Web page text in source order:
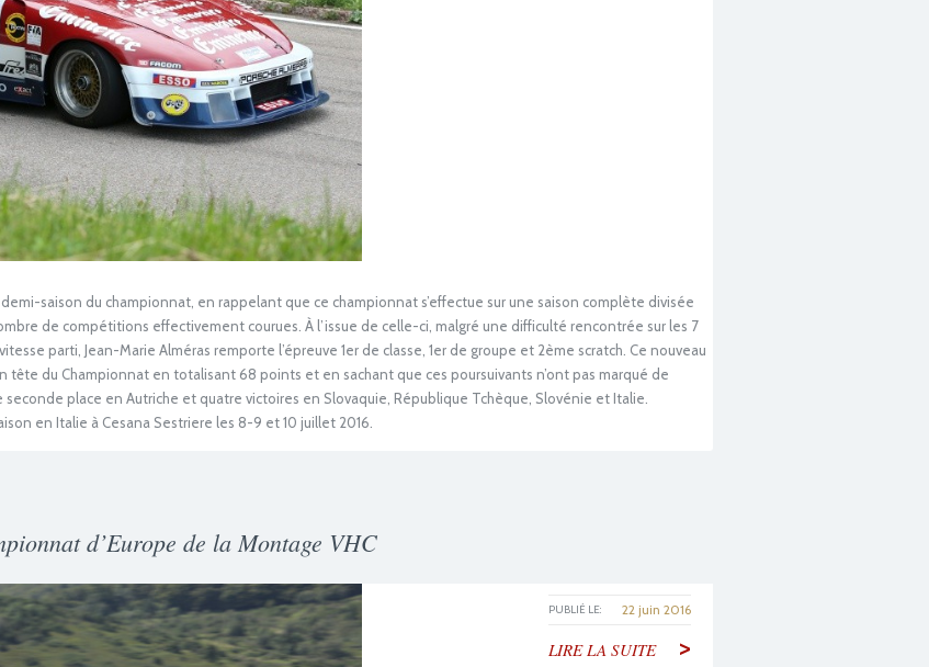
saison du championnat, en rappelant que ce championnat s’effectue sur une saison complète divisée
de compétitions effectivement courues. À l’issue de celle-ci, malgré une difficulté rencontrée sur les 7
parti, Jean-Marie Alméras remporte l’épreuve 1er de classe, 1er de groupe et 2ème scratch. Ce nouveau
tête du Championnat en totalisant 68 points et en sachant que ces poursuivants n’ont pas marqué de
place en Autriche et quatre victoires en Slovaquie, République Tchèque, Slovénie et Italie.
en Italie à Cesana Sestriere les 8-9 et 10 juillet 2016.
d’Europe de la Montage VHC
PUBLIÉ LE: 22 juin 2016
LIRE LA SUITE >